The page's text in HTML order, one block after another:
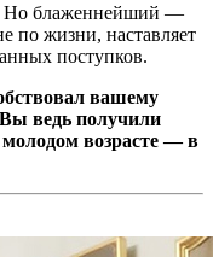
Но блаженнейший —
по жизни, наставляет
поступков.
вашему
ведь получили
возрасте — в